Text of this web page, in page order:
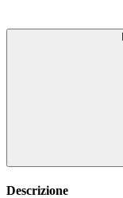
Descrizione